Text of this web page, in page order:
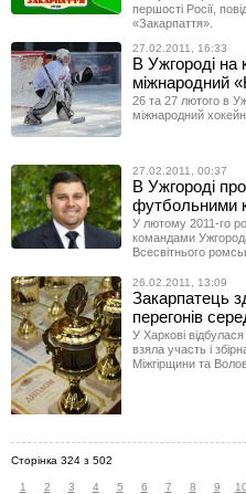
першості Росії,
«Закарпаття».
27.02.2011, 16:33
В Ужгороді на
міжнародний
26 та 27 лютого в
міжнародний
27.02.2011, 00:37
В Ужгороді
футбольними
У лютому 2011-го
командами
Всесвітнього
26.02.2011, 13:09
Закарпатець
перегонів
У Харкові
взяла участь і
Міжгірщини та
Сторінка 324 з 502
1 2 3 4 5 6 7 8 9 10